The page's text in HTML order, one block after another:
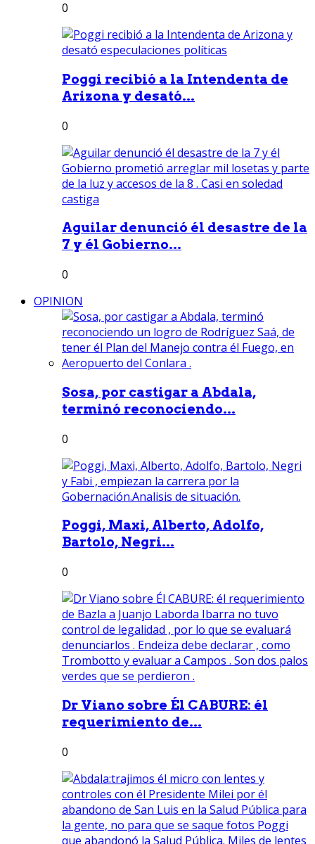
0
Poggi recibió a la Intendenta de
Arizona y desató...
0
Aguilar denunció él desastre de la
7 y él Gobierno...
0
OPINION
Sosa, por castigar a Abdala,
terminó reconociendo...
0
Poggi, Maxi, Alberto, Adolfo,
Bartolo, Negri...
0
Dr Viano sobre Él CABURE: él
requerimiento de...
0